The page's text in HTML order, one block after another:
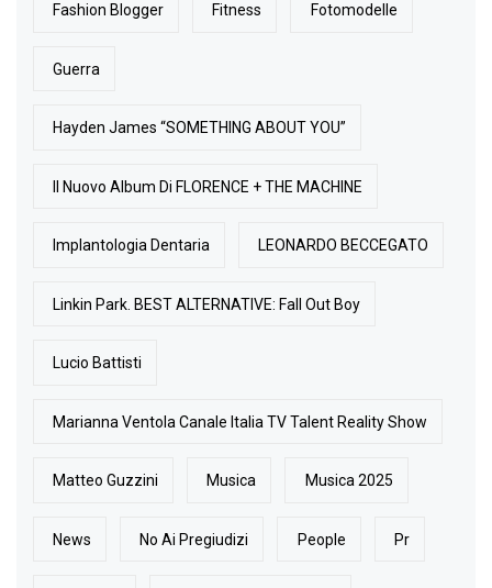
Fashion Blogger Fitness Fotomodelle
Guerra
Hayden James “SOMETHING ABOUT YOU”
Il Nuovo Album Di FLORENCE + THE MACHINE
Implantologia Dentaria LEONARDO BECCEGATO
Linkin Park. BEST ALTERNATIVE: Fall Out Boy
Lucio Battisti
Marianna Ventola Canale Italia TV Talent Reality Show
Matteo Guzzini Musica Musica 2025
News No Ai Pregiudizi People Pr